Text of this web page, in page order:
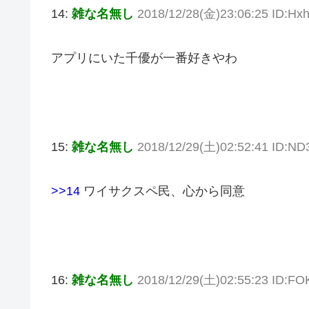
14: 雑な名無し 2018/12/28(金)23:06:25 ID:Hxh
アプリにいた千優が一番好きやわ
15: 雑な名無し 2018/12/29(土)02:52:41
>>14 ワイサクスペ民、心から同意
16: 雑な名無し 2018/12/29(土)02:55:23